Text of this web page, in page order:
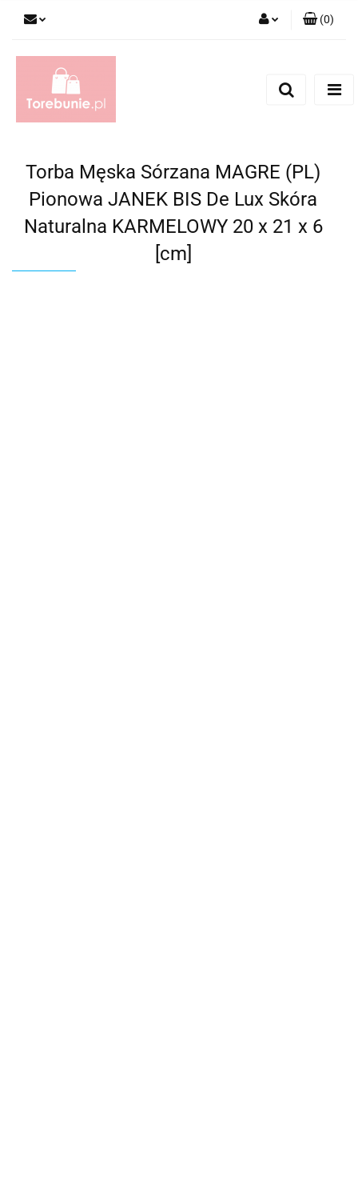
(0)
Torba Męska Sórzana MAGRE (PL)
Pionowa JANEK BIS De Lux Skóra
Naturalna KARMELOWY 20 x 21 x 6
[cm]